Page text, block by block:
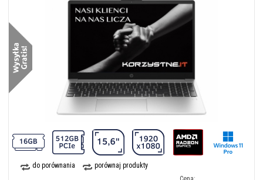
do porównania
porównaj produkty